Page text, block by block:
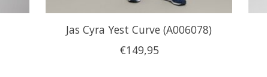
Jas Cyra Yest Curve (A006078)
€149,95